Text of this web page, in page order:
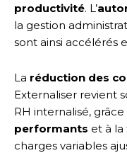
productivité. L’
la gestion
sont ainsi accélérés
La réduction des
Externaliser revient
RH internalisé, grâce
performants et à la
charges variables